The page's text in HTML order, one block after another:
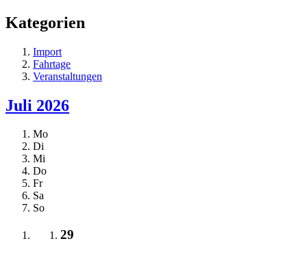
Kategorien
Import
Fahrtage
Veranstaltungen
Juli 2026
Mo
Di
Mi
Do
Fr
Sa
So
29